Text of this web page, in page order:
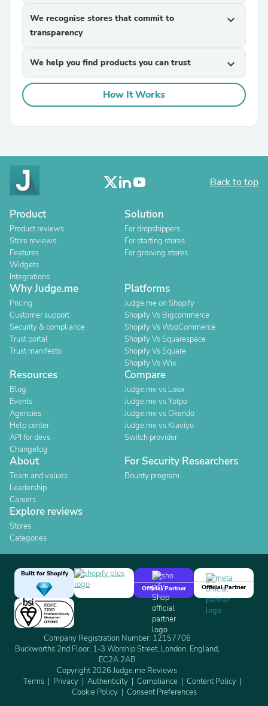
We recognise stores that commit to
transparency
expand_more
We help you find products you can trust expand_more
How It Works
Back to top
Product
Product reviews
Store reviews
Features
Widgets
Integrations
Solution
For dropshippers
For starting stores
For growing stores
Why Judge.me
Pricing
Customer support
Security & compliance
Trust portal
Trust manifesto
Platforms
Judge.me on Shopify
Shopify Vs Bigcommerce
Shopify Vs WooCommerce
Shopify Vs Squarespace
Shopify Vs Square
Shopify Vs Wix
Resources
Blog
Events
Agencies
Help center
API for devs
Changelog
Compare
Judge.me vs Loox
Judge.me vs Yotpo
Judge.me vs Okendo
Judge.me vs Klaviyo
Switch provider
About
Team and values
Leadership
Careers
For Security Researchers
Bounty program
Explore reviews
Stores
Categories
Built for Shopify
Official Partner
Official Partner
Company Registration Number: 12157706
Buckworths 2nd Floor, 1-3 Worship Street, London, England,
EC2A 2AB
Copyright 2026 Judge.me Reviews
Terms
Privacy Authenticity Compliance
Content Policy
Cookie Policy
Consent Preferences